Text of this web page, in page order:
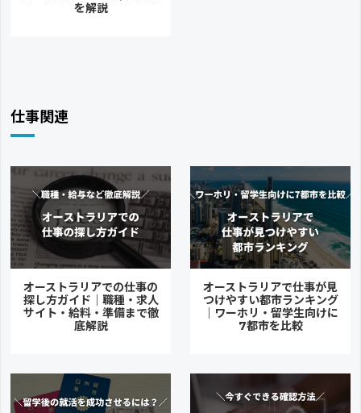
を解説
仕事関連
オーストラリアでの仕事の
探し方ガイド｜職種・求人
サイト・給料・準備まで徹
底解説
オーストラリアで仕事が見
つけやすい都市ランキング
｜ワーホリ・留学生向けに
7都市を比較